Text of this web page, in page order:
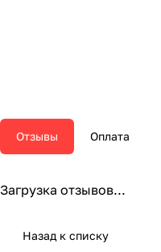
Отзывы Оплата
Загрузка отзывов...
Назад к списку